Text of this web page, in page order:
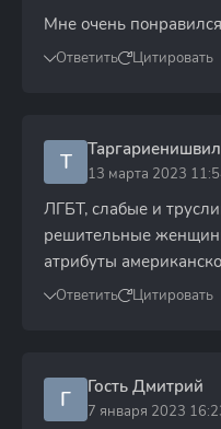
Мне очень
Ответить Цитировать
Т 13 марта 2023
ЛГБТ, слабые и
решительные
атрибуты
Ответить Цитировать
Г Гость Дмитрий
7 января 2023